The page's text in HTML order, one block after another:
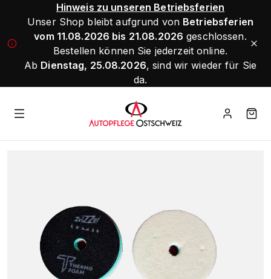
Hinweis zu unseren Betriebsferien
Unser Shop bleibt aufgrund von Betriebsferien
vom 11.08.2026 bis 21.08.2026 geschlossen.
Bestellen können Sie jederzeit online.
Ab Dienstag, 25.08.2026, sind wir wieder für Sie
da.